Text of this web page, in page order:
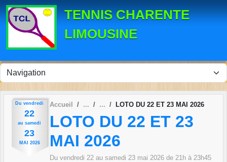
TENNIS CHARENTE
LIMOUSINE
Du vendredi
22
au samedi
23
MAI 2026
Accueil LOTO DU 22 ET 23 MAI 2026
LOTO DU 22 ET 23
MAI 2026
Du vendredi 22 au samedi 23 mai 2026 de 21h à 23h45
Panneau de gestion des cookies